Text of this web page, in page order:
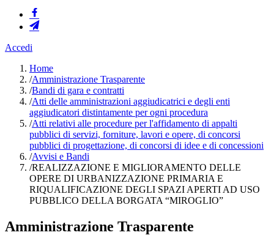
Accedi
Home
/Amministrazione Trasparente
/Bandi di gara e contratti
/Atti delle amministrazioni aggiudicatrici e degli enti
aggiudicatori distintamente per ogni procedura
/Atti relativi alle procedure per l'affidamento di appalti
pubblici di servizi, forniture, lavori e opere, di concorsi
pubblici di progettazione, di concorsi di idee e di concessioni
/Avvisi e Bandi
/REALIZZAZIONE E MIGLIORAMENTO DELLE
OPERE DI URBANIZZAZIONE PRIMARIA E
RIQUALIFICAZIONE DEGLI SPAZI APERTI AD USO
PUBBLICO DELLA BORGATA “MIROGLIO”
Amministrazione Trasparente